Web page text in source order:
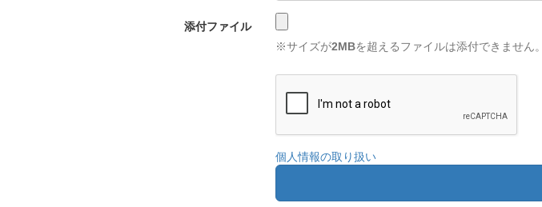
添付ファイル
※サイズが2MBを超えるファイルは添付できません。
個人情報の取り扱い